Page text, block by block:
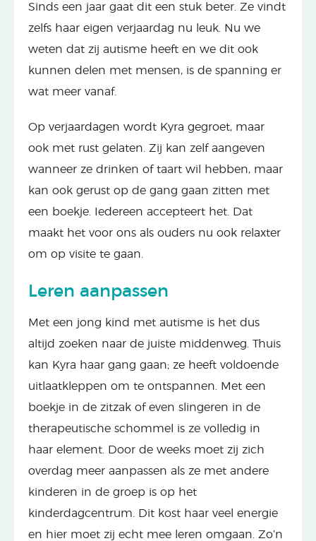
Sinds een jaar gaat dit een stuk beter. Ze vindt
zelfs haar eigen verjaardag nu leuk. Nu we
weten dat zij autisme heeft en we dit ook
kunnen delen met mensen, is de spanning er
wat meer vanaf.
Op verjaardagen wordt Kyra gegroet, maar
ook met rust gelaten. Zij kan zelf aangeven
wanneer ze drinken of taart wil hebben, maar
kan ook gerust op de gang gaan zitten met
een boekje. Iedereen accepteert het. Dat
maakt het voor ons als ouders nu ook relaxter
om op visite te gaan.
Leren aanpassen
Met een jong kind met autisme is het dus
altijd zoeken naar de juiste middenweg. Thuis
kan Kyra haar gang gaan; ze heeft voldoende
uitlaatkleppen om te ontspannen. Met een
boekje in de zitzak of even slingeren in de
therapeutische schommel is ze volledig in
haar element. Door de weeks moet zij zich
overdag meer aanpassen als ze met andere
kinderen in de groep is op het
kinderdagcentrum. Dit kost haar veel energie
en hier moet zij echt mee leren omgaan. Zo’n